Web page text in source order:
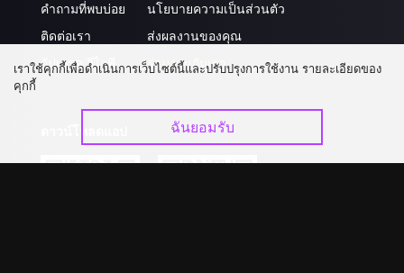
คำถามที่พบบ่อย
ติดต่อเรา
อัปเกรด วีไอพี
นโยบายความเป็นส่วนตัว
ส่งผลงานของคุณ
ร่วมงานกับเรา
เราใช้คุกกี้เพื่อดำเนินการเว็บไซต์นี้และปรับปรุงการใช้งาน รายละเอียดของ
คุกกี้
ฉันยอมรับ